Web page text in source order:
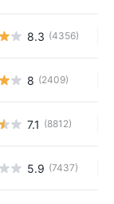
8.3 (4356)
8 (2409)
7.1 (8812)
5.9 (7437)